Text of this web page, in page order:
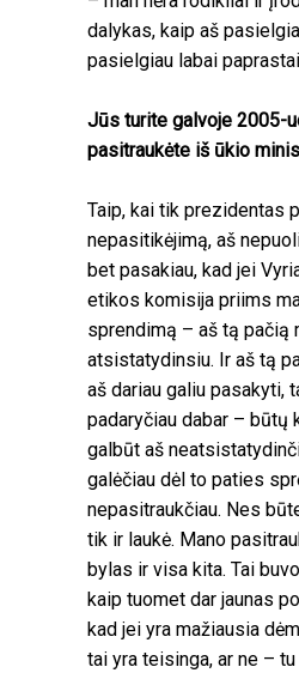
dalykas, kaip aš
pasielgiau labai
Jūs turite galvoje 2005-
pasitraukėte iš ūkio
Taip, kai tik prezidentas
nepasitikėjimą, aš
bet pasakiau, kad jei
etikos komisija priims
sprendimą – aš tą pačią
atsistatydinsiu. Ir aš tą
aš dariau galiu pasakyti,
padaryčiau dabar – būtų
galbūt aš
galėčiau dėl to paties
nepasitraukčiau. Nes
tik ir laukė. Mano
bylas ir visa kita. Tai
kaip tuomet dar jaunas
kad jei yra mažiausia
tai yra teisinga, ar ne –